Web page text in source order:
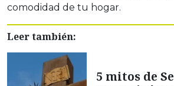
comodidad de tu hogar.
Leer también:
5 mitos de